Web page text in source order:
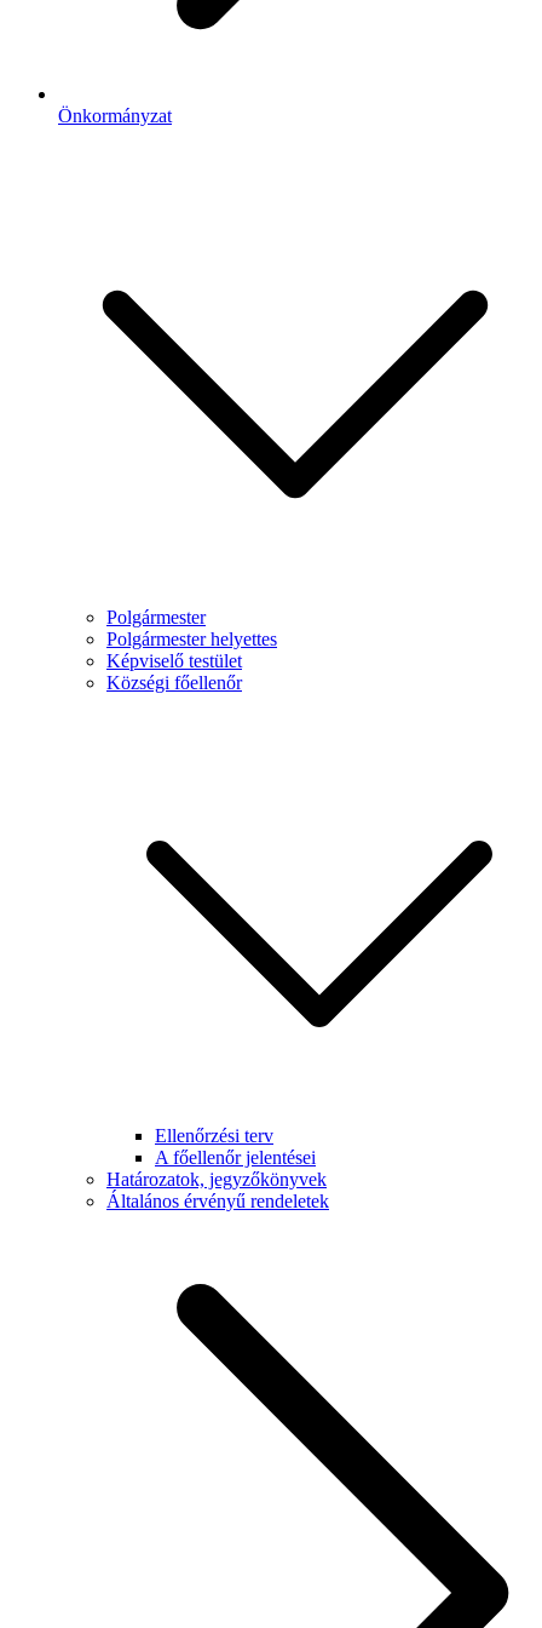
Önkormányzat
Polgármester
Polgármester helyettes
Képviselő testület
Községi főellenőr
Ellenőrzési terv
A főellenőr jelentései
Határozatok, jegyzőkönyvek
Általános érvényű rendeletek